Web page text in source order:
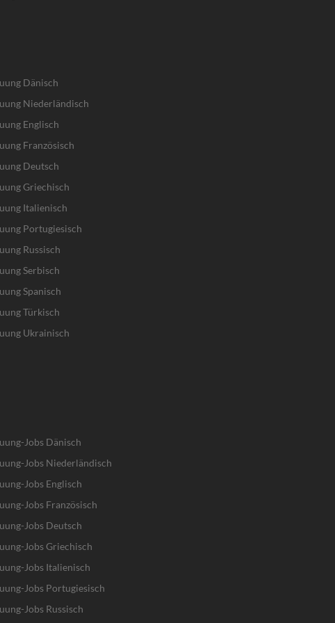
Dänisch
Niederländisch
Englisch
Französisch
Deutsch
Griechisch
Italienisch
Portugiesisch
Russisch
Serbisch
Spanisch
Türkisch
Ukrainisch
Jobs Dänisch
Jobs Niederländisch
Jobs Englisch
Jobs Französisch
Jobs Deutsch
Jobs Griechisch
Jobs Italienisch
Jobs Portugiesisch
Jobs Russisch